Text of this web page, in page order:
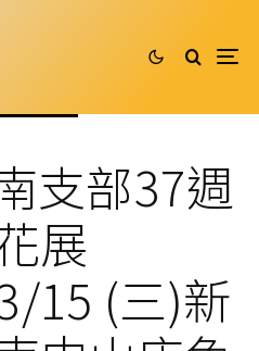
支部37週
展
15 (三)新